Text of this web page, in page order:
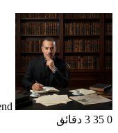
0
3 دقائق